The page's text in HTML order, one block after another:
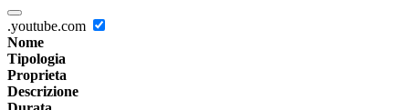
.youtube.com
Nome
Tipologia
Proprieta
Descrizione